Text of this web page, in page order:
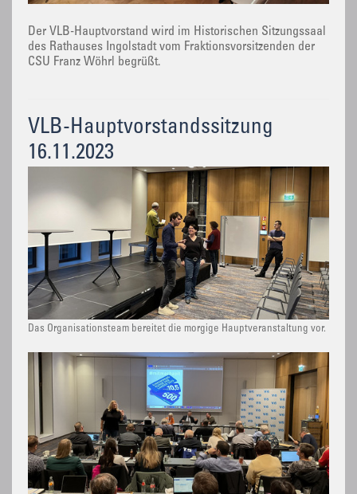
Der VLB-Hauptvorstand wird im Historischen Sitzungssaal
des Rathauses Ingolstadt vom Fraktionsvorsitzenden der
CSU Franz Wöhrl begrüßt.
VLB-Hauptvorstandssitzung
16.11.2023
Das Organisationsteam bereitet die morgige Hauptveranstaltung vor.